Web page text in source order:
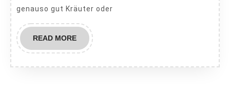
Grün
genauso gut Kräuter oder
READ MOREREAD
MORE